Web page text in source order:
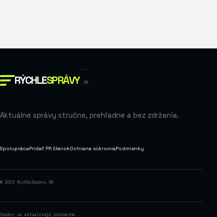
RÝCHLESPRÁVY .SK
Aktuálne správy stručne, prehľadne a bez zdržania.
SpoluprácaPridať PR článokOchrana súkromiaPodmienky
© 2025 RychleSpravy.SK
Správy sa aktualizujú priebežne.